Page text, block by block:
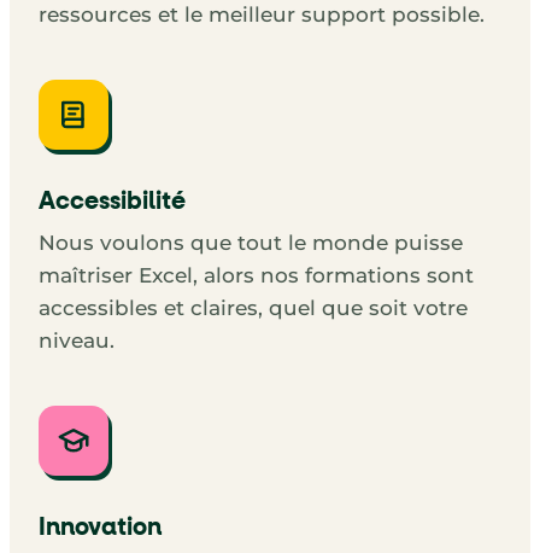
ressources et le meilleur support possible.
Accessibilité
Nous voulons que tout le monde puisse
maîtriser Excel, alors nos formations sont
accessibles et claires, quel que soit votre
niveau.
Innovation